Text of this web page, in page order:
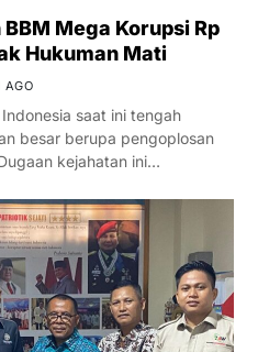
Mega Korupsi Rp
Hukuman Mati
AGO
saat ini tengah
besar berupa pengoplosan
kejahatan ini…